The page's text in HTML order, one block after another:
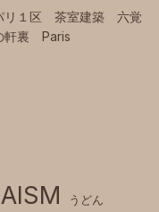
リ１区 茶室建築 六覚
軒裏 Paris
うどん